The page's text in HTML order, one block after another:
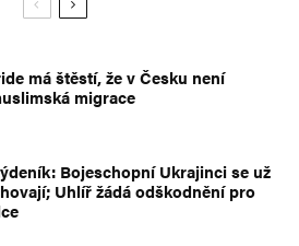
má štěstí, že v Česku není
migrace
Bojeschopní Ukrajinci se už
Uhlíř žádá odškodnění pro